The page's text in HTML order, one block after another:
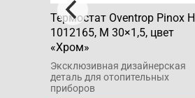
Термостат Oventrop Pinox H
1012165, M 30×1,5, цвет
«Хром»
Эксклюзивная дизайнерская
деталь для отопительных
приборов